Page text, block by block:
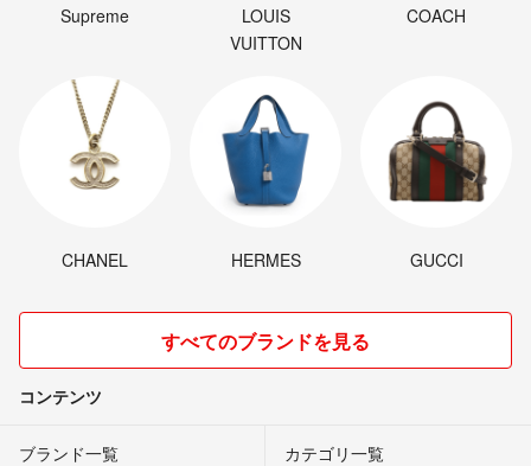
Supreme
LOUIS
VUITTON
COACH
CHANEL HERMES GUCCI
すべてのブランドを見る
コンテンツ
ブランド一覧 カテゴリ一覧